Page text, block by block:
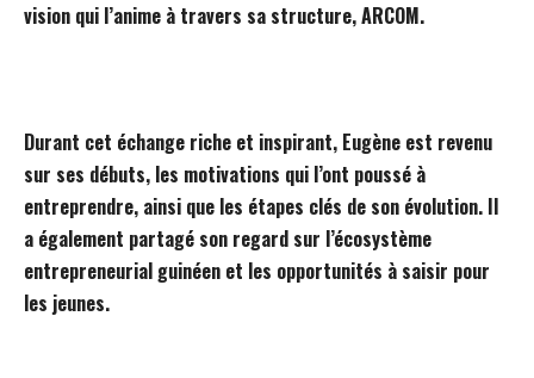
vision qui l’anime à travers sa structure, ARCOM.
Durant cet échange riche et inspirant, Eugène est revenu
sur ses débuts, les motivations qui l’ont poussé à
entreprendre, ainsi que les étapes clés de son évolution. Il
a également partagé son regard sur l’écosystème
entrepreneurial guinéen et les opportunités à saisir pour
les jeunes.